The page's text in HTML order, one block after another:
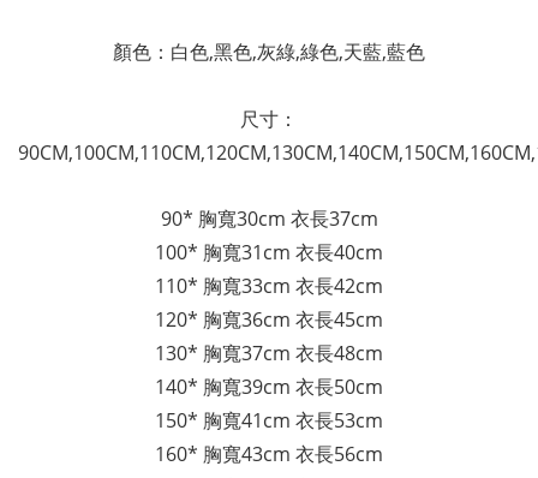
顏色：白色,黑色,灰綠,綠色,天藍,藍色
尺寸：
90CM,100CM,110CM,120CM,130CM,140CM,150CM,160CM
90* 胸寬30cm 衣長37cm
100* 胸寬31cm 衣長40cm
110* 胸寬33cm 衣長42cm
120* 胸寬36cm 衣長45cm
130* 胸寬37cm 衣長48cm
140* 胸寬39cm 衣長50cm
150* 胸寬41cm 衣長53cm
160* 胸寬43cm 衣長56cm